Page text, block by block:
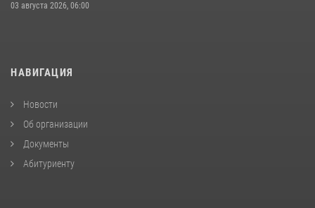
03 августа 2026, 06:00
НАВИГАЦИЯ
Новости
Об организации
Документы
Абитуриенту